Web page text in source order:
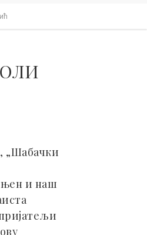
„Шабачки
и наш